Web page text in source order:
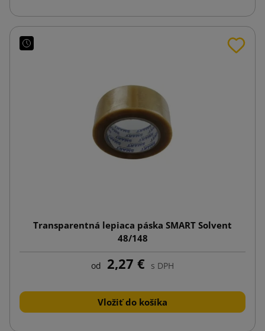
Transparentná lepiaca páska SMART Solvent
48/148
od 2,27 € s DPH
Vložiť do košíka